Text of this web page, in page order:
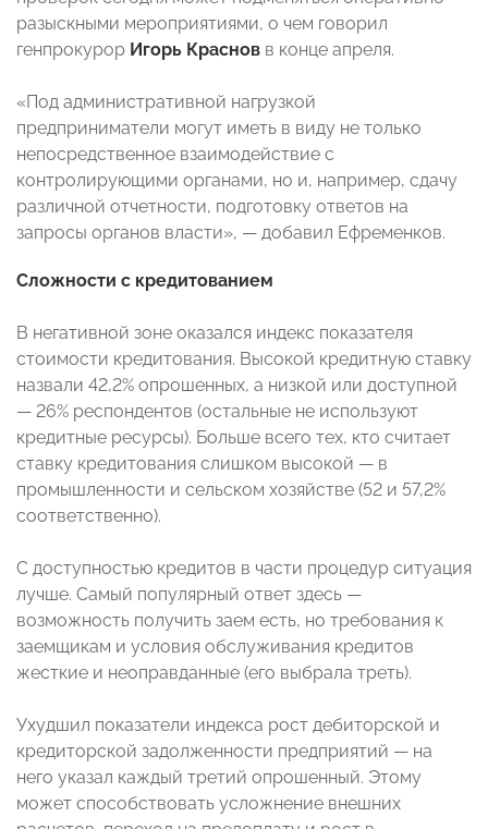
разыскными мероприятиями, о чем говорил
генпрокурор Игорь Краснов в конце апреля.
«Под административной нагрузкой
предприниматели могут иметь в виду не только
непосредственное взаимодействие с
контролирующими органами, но и, например, сдачу
различной отчетности, подготовку ответов на
запросы органов власти», — добавил Ефременков.
Сложности с кредитованием
В негативной зоне оказался индекс показателя
стоимости кредитования. Высокой кредитную ставку
назвали 42,2% опрошенных, а низкой или доступной
— 26% респондентов (остальные не используют
кредитные ресурсы). Больше всего тех, кто считает
ставку кредитования слишком высокой — в
промышленности и сельском хозяйстве (52 и 57,2%
соответственно).
С доступностью кредитов в части процедур ситуация
лучше. Самый популярный ответ здесь —
возможность получить заем есть, но требования к
заемщикам и условия обслуживания кредитов
жесткие и неоправданные (его выбрала треть).
Ухудшил показатели индекса рост дебиторской и
кредиторской задолженности предприятий — на
него указал каждый третий опрошенный. Этому
может способствовать усложнение внешних